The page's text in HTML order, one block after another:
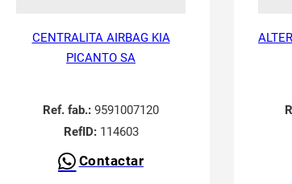
CENTRALITA AIRBAG KIA
PICANTO SA
Ref. fab.: 9591007120
RefID:114603
Contactar